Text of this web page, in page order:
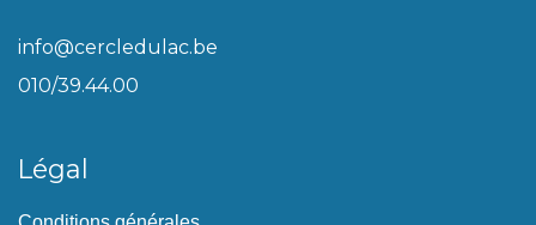
info@cercledulac.be
010/39.44.00
Légal